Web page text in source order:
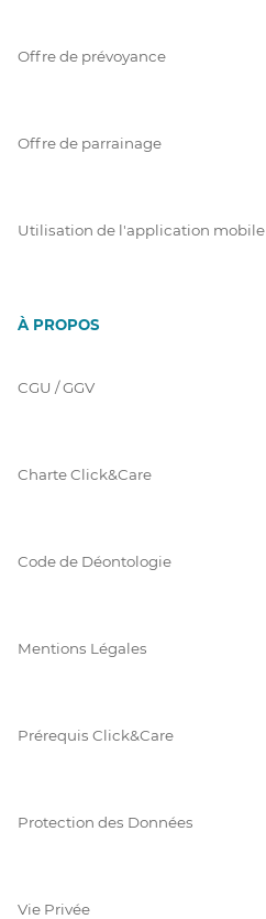
Offre de prévoyance
Offre de parrainage
Utilisation de l'application mobile
À PROPOS
CGU / GGV
Charte Click&Care
Code de Déontologie
Mentions Légales
Prérequis Click&Care
Protection des Données
Vie Privée